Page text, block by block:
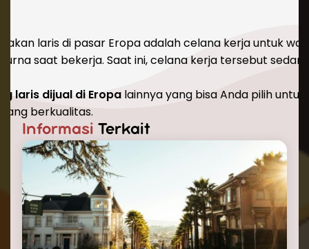
laris di pasar Eropa adalah celana kerja untuk
saat bekerja. Saat ini, celana kerja tersebut
laris dijual di Eropalainnya yang bisa Anda pilih
berkualitas.
Informasi Terkait